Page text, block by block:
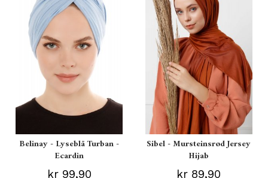
Belinay - Lyseblå Turban -
Ecardin
kr 99,90
Sibel - Mursteinsrød Jersey
Hijab
kr 89,90